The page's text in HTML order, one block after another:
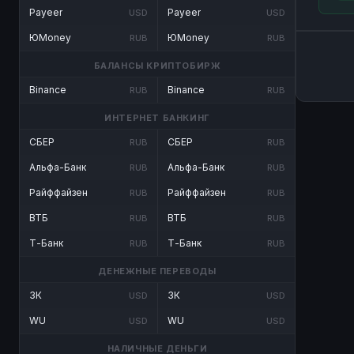
Payeer USD
ЮMoney RUB
Payeer USD
ЮMoney RUB
БАЛАНСЫ КРИПТОБИРЖ
Binance RUB Binance RUB
ИНТЕРНЕТ БАНКИНГ
СБЕР RUB
Альфа-Банк RUB
Райффайзен RUB
ВТБ RUB
Т-Банк RUB
СБЕР RUB
Альфа-Банк RUB
Райффайзен RUB
ВТБ RUB
Т-Банк RUB
ДЕНЕЖНЫЕ ПЕРЕВОДЫ
ЗК USD
WU USD
ЗК USD
WU USD
НАЛИЧНЫЕ ДЕНЬГИ